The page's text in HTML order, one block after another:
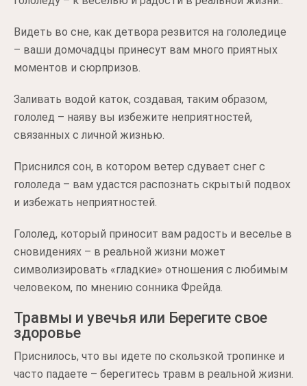
Видеть во сне, как детвора резвится на гололедице
– ваши домочадцы принесут вам много приятных
моментов и сюрпризов.
Заливать водой каток, создавая, таким образом,
гололед – наяву вы избежите неприятностей,
связанных с личной жизнью.
Приснился сон, в котором ветер сдувает снег с
гололеда – вам удастся распознать скрытый подвох
и избежать неприятностей.
Гололед, который приносит вам радость и веселье в
сновидениях – в реальной жизни может
символизировать «гладкие» отношения с любимым
человеком, по мнению сонника Фрейда.
Травмы и увечья или Берегите свое
здоровье
Приснилось, что вы идете по скользкой тропинке и
часто падаете – берегитесь травм в реальной жизни.